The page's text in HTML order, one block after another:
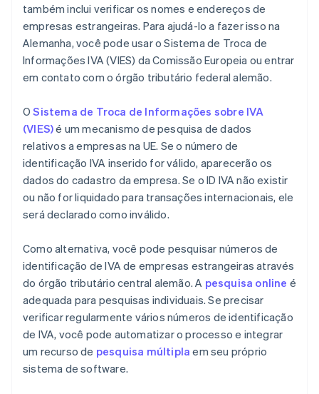
também inclui verificar os nomes e endereços de
empresas estrangeiras. Para ajudá-lo a fazer isso na
Alemanha, você pode usar o Sistema de Troca de
Informações IVA (VIES) da Comissão Europeia ou entrar
em contato com o órgão tributário federal alemão.
OSistema de Troca de Informações sobre IVA
(VIES)é um mecanismo de pesquisa de dados
relativos a empresas na UE. Se o número de
identificação IVA inserido for válido, aparecerão os
dados do cadastro da empresa. Se o ID IVA não existir
ou não for liquidado para transações internacionais, ele
será declarado como inválido.
Como alternativa, você pode pesquisar números de
identificação de IVA de empresas estrangeiras através
do órgão tributário central alemão. A pesquisa online é
adequada para pesquisas individuais. Se precisar
verificar regularmente vários números de identificação
de IVA, você pode automatizar o processo e integrar
um recurso de pesquisa múltipla em seu próprio
sistema de software.